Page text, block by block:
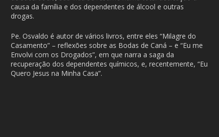
causa da família e dos dependentes de álcool e outras
drogas.
Pe. Osvaldo é autor de vários livros, entre eles “Milagre do
Casamento” – reflexões sobre as Bodas de Caná – e “Eu me
Envolvi com os Drogados”, em que narra a saga da
recuperação dos dependentes químicos, e, recentemente, “Eu
Quero Jesus na Minha Casa”.